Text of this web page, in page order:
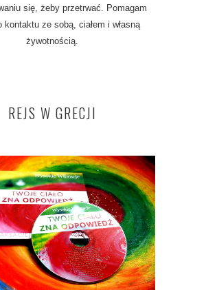
się, żeby przetrwać. Pomagam
kontaktu ze sobą, ciałem i własną
żywotnością.
REJS W GRECJI